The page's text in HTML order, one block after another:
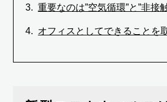
重要なのは”空気循環”と”非接
オフィスとしてできることを